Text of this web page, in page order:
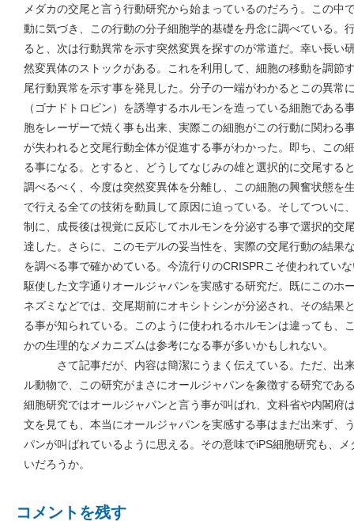
メダカの交尾と言う行動研究から始まっているのだろう。この中
動に気づき、この行動の分子細胞学的基礎を丹念に調べている。
ると、次は行動異常を示す突然変異を探すのが常道だ。幸い長い
然変異体のストックがある。これを利用して、細胞の移動を調節
尾行動異常を示す事を発見した。分子の一端がわかるとこの異常
（ゴナドトロピン）を誘導するホルモンを造っている細胞である
胞をレーザーで焼く事も出来、実際この細胞がこの行動に関わる
が失われると交尾行動全体が促進する事がわかった。即ち、この
る事になる。とすると、どうしてなじみの雄と選択的に交尾する
調べるべく、今度は突然変異体を分離し、この細胞の興奮状態を
で行える全ての技術を動員して原因に迫っている。そしてついに
制に、成長後は視覚に反応してホルモンを分泌する事で選択的交
達した。さらに、このモデルの妥当性を、実際の交尾行動の結果
を調べる事で確かめている。今流行りのCRISPRこそ使われてい
駆使した文字通りオールジャパンを実感する研究だ。既にこのホ
ネズミなどでは、交尾期前にオキシトシンが分泌され、その結果
る事が知られている。このように使われるホルモンは違っても、
かの生理的なメカニズムは参考になる事が多いかもしれない。
さて記事だが、内容は簡潔にうまく伝えている。ただ、出来
ル動物で、この研究がまさにオールジャパンを象徴する研究であ
細胞研究ではオールジャパンと言う事が叫ばれ、文科省や内閣府
文を見ても、本当にオールジャパンを実感する事はまだ出来ず、
パンが叫ばれているように思える。その意味でiPS細胞研究も、
いだろうか。
コメントを残す